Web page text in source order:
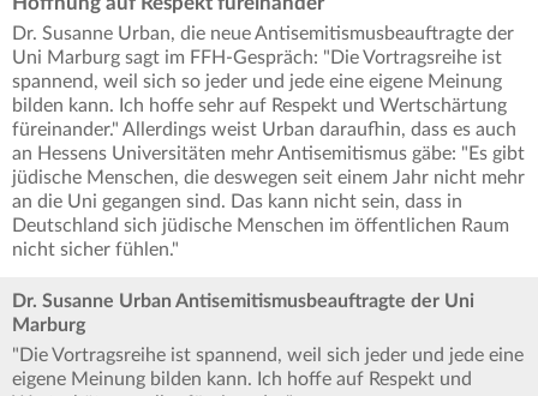
Dr. Susanne Urban, die neue Antisemitismusbeauftragte der
Uni Marburg sagt im FFH-Gespräch: "Die Vortragsreihe ist
spannend, weil sich so jeder und jede eine eigene Meinung
bilden kann. Ich hoffe sehr auf Respekt und Wertschärtung
füreinander." Allerdings weist Urban daraufhin, dass es auch
an Hessens Universitäten mehr Antisemitismus gäbe: "Es gibt
jüdische Menschen, die deswegen seit einem Jahr nicht mehr
an die Uni gegangen sind. Das kann nicht sein, dass in
Deutschland sich jüdische Menschen im öffentlichen Raum
nicht sicher fühlen."
Dr. Susanne Urban Antisemitismusbeauftragte der Uni
Marburg
"Die Vortragsreihe ist spannend, weil sich jeder und jede eine
eigene Meinung bilden kann. Ich hoffe auf Respekt und